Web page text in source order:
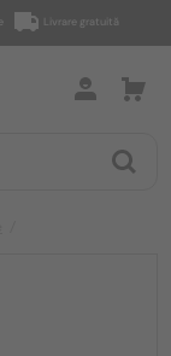
Livrare gratuită